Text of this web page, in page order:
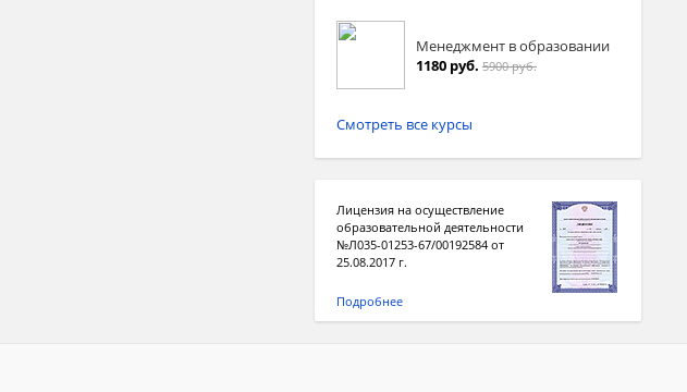
Менеджмент в образовании
1180 руб. 5900 руб.
Смотреть все курсы
Лицензия на осуществление
образовательной деятельности
№Л035-01253-67/00192584 от
25.08.2017 г.
Подробнее